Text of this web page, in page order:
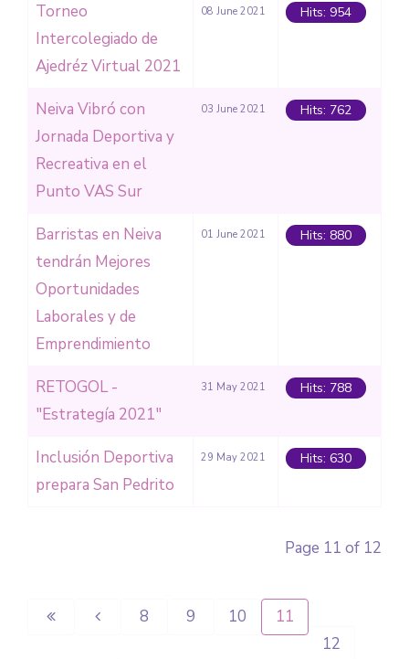
Torneo
Intercolegiado de
Ajedréz Virtual 2021
08 June 2021 Hits: 954
Neiva Vibró con
Jornada Deportiva y
Recreativa en el
Punto VAS Sur
03 June 2021 Hits: 762
Barristas en Neiva
tendrán Mejores
Oportunidades
Laborales y de
Emprendimiento
01 June 2021 Hits: 880
RETOGOL -
"Estrategía 2021"
31 May 2021 Hits: 788
Inclusión Deportiva
prepara San Pedrito
29 May 2021 Hits: 630
Page 11 of 12
8 9 10
11
12